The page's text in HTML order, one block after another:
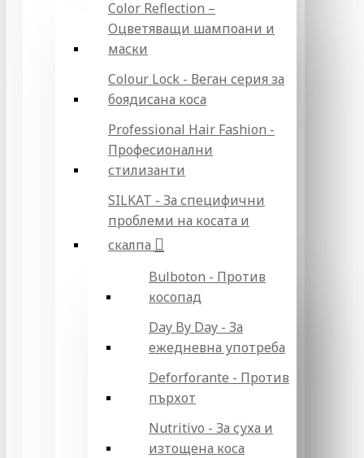
Color Reflection –
Оцветяващи шампоани и
маски
Colour Lock - Веган серия за
боядисана коса
Professional Hair Fashion -
Професионални
стилизанти
SILKAT - За специфични
проблеми на косата и
скалпа
Bulboton - Против
косопад
Day By Day - За
ежедневна употреба
Deforforante - Против
пърхот
Nutritivo - За суха и
изтощена коса